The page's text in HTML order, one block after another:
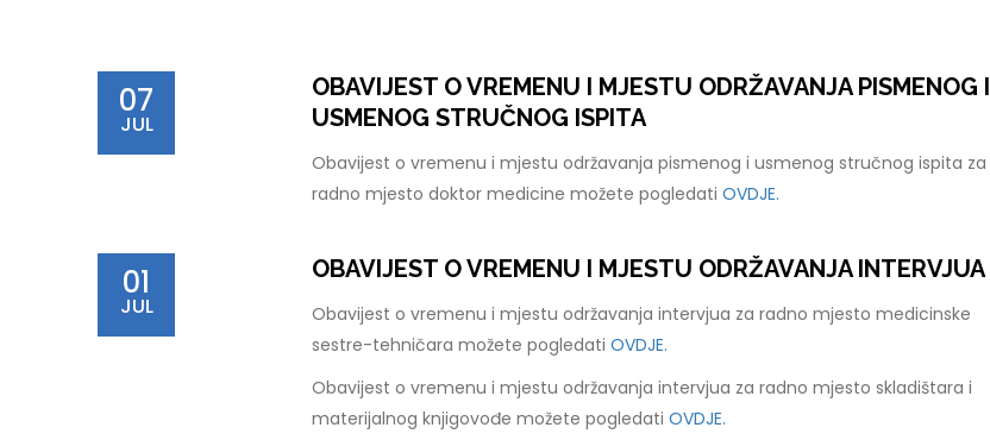
07
JUL
OBAVIJEST O VREMENU I MJESTU ODRŽAVANJA PISMENOG I
USMENOG STRUČNOG ISPITA
Obavijest o vremenu i mjestu održavanja pismenog i usmenog stručnog ispita za
radno mjesto doktor medicine možete pogledati OVDJE.
01
JUL
OBAVIJEST O VREMENU I MJESTU ODRŽAVANJA INTERVJUA
Obavijest o vremenu i mjestu održavanja intervjua za radno mjesto medicinske
sestre-tehničara možete pogledati OVDJE.
Obavijest o vremenu i mjestu održavanja intervjua za radno mjesto skladištara i
materijalnog knjigovođe možete pogledati OVDJE.